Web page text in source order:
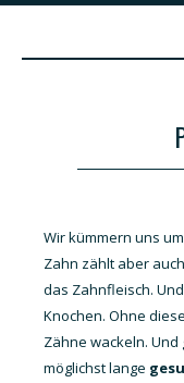
Wir kümmern uns
Zahn zählt aber
das Zahnfleisch.
Knochen. Ohne
Zähne wackeln.
möglichst lange